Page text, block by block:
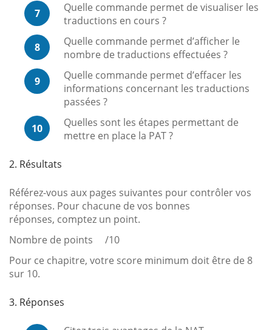
7
Quelle commande permet de visualiser les
traductions en cours ?
8
Quelle commande permet d’afficher le
nombre de traductions effectuées ?
9
Quelle commande permet d’effacer les
informations concernant les traductions
passées ?
10
Quelles sont les étapes permettant de
mettre en place la PAT ?
2. Résultats
Référez-vous aux pages suivantes pour contrôler vos
réponses. Pour chacune de vos bonnes
réponses, comptez un point.
Nombre de points /10
Pour ce chapitre, votre score minimum doit être de 8
sur 10.
3. Réponses